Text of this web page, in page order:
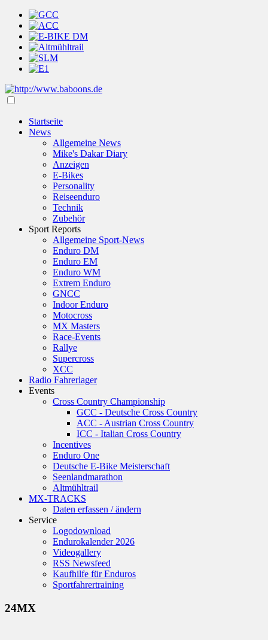
Startseite
News
Allgemeine News
Mike's Dakar Diary
Anzeigen
E-Bikes
Personality
Reiseenduro
Technik
Zubehör
Sport Reports
Allgemeine Sport-News
Enduro DM
Enduro EM
Enduro WM
Extrem Enduro
GNCC
Indoor Enduro
Motocross
MX Masters
Race-Events
Rallye
Supercross
XCC
Radio Fahrerlager
Events
Cross Country Championship
GCC - Deutsche Cross Country
ACC - Austrian Cross Country
ICC - Italian Cross Country
Incentives
Enduro One
Deutsche E-Bike Meisterschaft
Seenlandmarathon
Altmühltrail
MX-TRACKS
Daten erfassen / ändern
Service
Logodownload
Endurokalender 2026
Videogallery
RSS Newsfeed
Kaufhilfe für Enduros
Sportfahrertraining
24MX